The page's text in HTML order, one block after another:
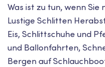
Was ist zu tun, wenn
Lustige Schlitten
Eis, Schlittschuhe und
und Ballonfahrten,
Bergen auf